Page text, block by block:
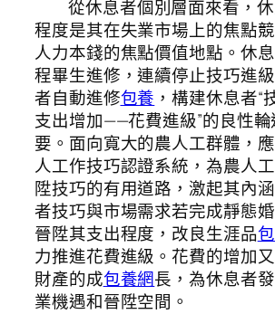
從休息者個別層面來看，
程度是其在失業市場上的焦點
人力本錢的焦點價值地點。休
程畢生進修，連續停止技巧進
者自動進修包養 ，構建休息者
支出增加——花費進級”的良性
要。面向寬大的農人工群體，
人工作技巧認證系統，為農人
陞技巧的有用道路，激起其內
者技巧與市場需求若完成靜態
晉陞其支出程度，改良生涯品
力推進花費進級。花費的增加
財產的成包養網長，為休息者
業機遇和晉陞空間。